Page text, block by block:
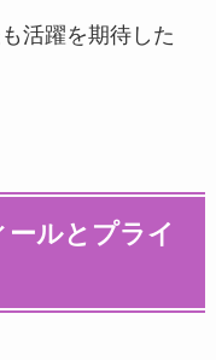
活躍を期待した
ルとプライ